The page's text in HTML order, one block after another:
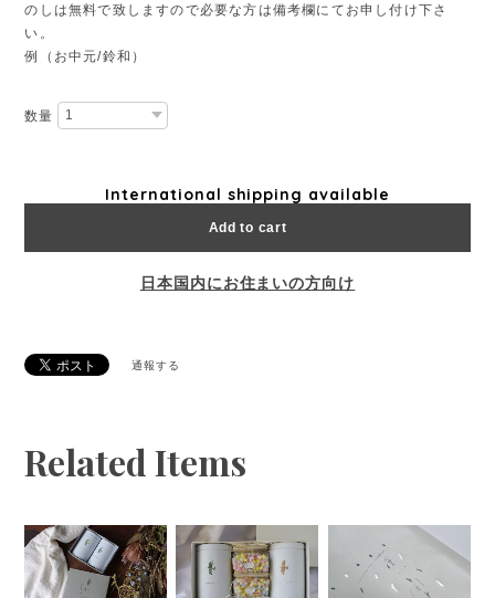
のしは無料で致しますので必要な方は備考欄にてお申し付け下さ
い。
例（お中元/鈴和）
数量
International shipping available
Add to cart
日本国内にお住まいの方向け
通報する
Related Items